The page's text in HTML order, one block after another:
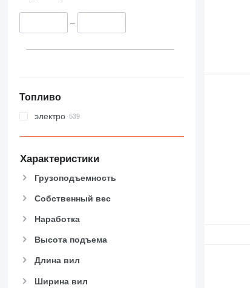
–
Топливо
электро
Характеристики
Грузоподъемность
Собственный вес
Наработка
Высота подъема
Длина вил
Ширина вил